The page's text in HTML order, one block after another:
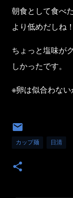
朝食として食べ
より低めだしね！
ちょっと塩味が
しかったです。
※卵は似合わない
カップ麺 日清